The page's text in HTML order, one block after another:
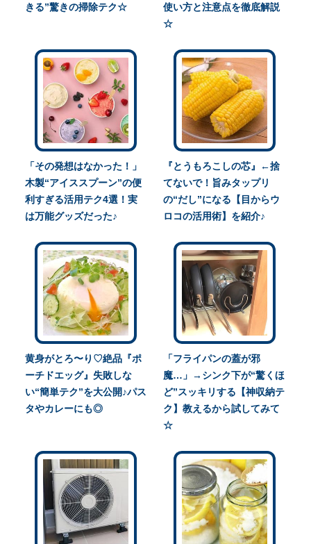
きる”驚きの掃除テク☆
使い方と注意点を徹底解説
☆
「その発想はなかった！」
木製“アイススプーン”の便
利すぎる活用テク4選！実
は万能グッズだった♪
『とうもろこしの芯』←捨
てないで！旨みタップリ
の“だし”になる【目からウ
ロコの活用術】を紹介♪
黄身がとろ〜り♡絶品『ポ
ーチドエッグ』失敗しな
い“簡単テク”を大公開♪パス
タやカレーにも◎
「フライパンの蓋が邪
魔…」→シンク下が“驚くほ
ど”スッキリする【神収納テ
ク】教えるから試してみて
☆